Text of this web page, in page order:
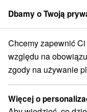
członek grupySorger
Wellness pobyty
Wellness
Kategorie
Dbamy o Twoją
Chcemy zapewnić
względu na
zgody na używanie
Więcej o